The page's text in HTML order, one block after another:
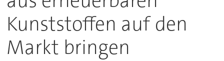
Kunststoffen auf den
Markt bringen